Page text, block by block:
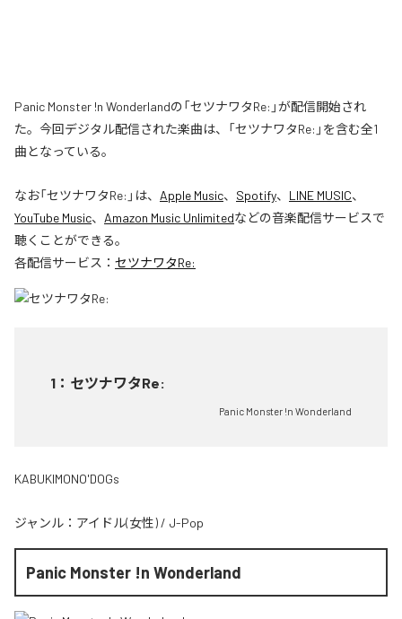
Panic Monster !n Wonderlandの「セツナワタRe:」が配信開始され
た。今回デジタル配信された楽曲は、「セツナワタRe:」を含む全1
曲となっている。
なお「セツナワタRe: 」は、 Apple Music、 Spotify、 LINE MUSIC、
YouTube Music、 Amazon Music Unlimitedなどの音楽配信サービスで
聴くことができる。
各配信サービス： セツナワタRe:
1 ： セツナワタRe:
Panic Monster !n Wonderland
KABUKIMONO'DOGs
ジャンル： アイドル(女性) / J-Pop
Panic Monster !n Wonderland